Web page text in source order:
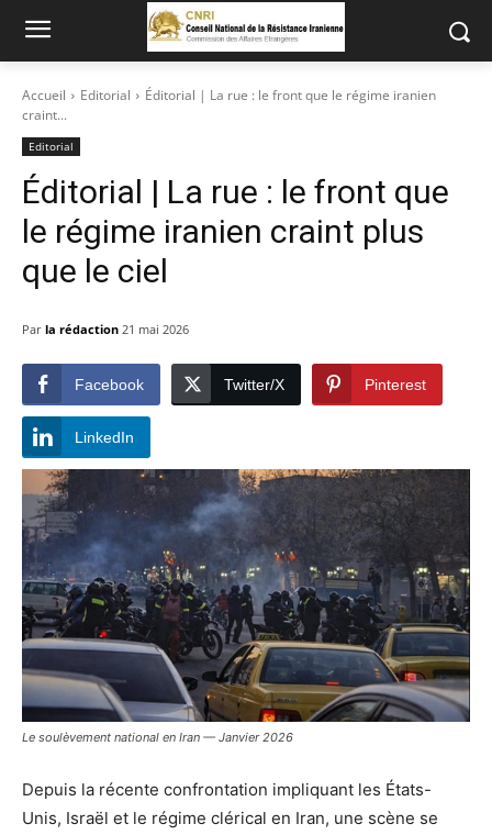
Accueil Editorial
Éditorial | La rue : le front que le régime iranien
craint...
Editorial
Éditorial | La rue : le front que
le régime iranien craint plus
que le ciel
Par la rédaction 21 mai 2026
Facebook Twitter/X Pinterest
LinkedIn
Le soulèvement national en Iran — Janvier 2026
Depuis la récente confrontation impliquant les États-
Unis, Israël et le régime clérical en Iran, une scène se